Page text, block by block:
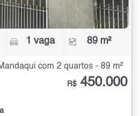
1 vaga 89 m²
com 2 quartos - 89 m²
R$ 450.000